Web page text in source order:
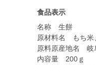
食品表示
名称 生餅
原材料名 もち米
原料原産地名 岐
内容量 200ｇ